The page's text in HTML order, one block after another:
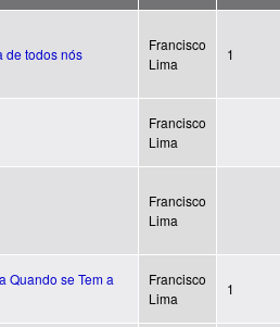
de todos nós
Francisco
Lima
1
Francisco
Lima
Francisco
Lima
Quando se Tem a
Francisco
Lima
1